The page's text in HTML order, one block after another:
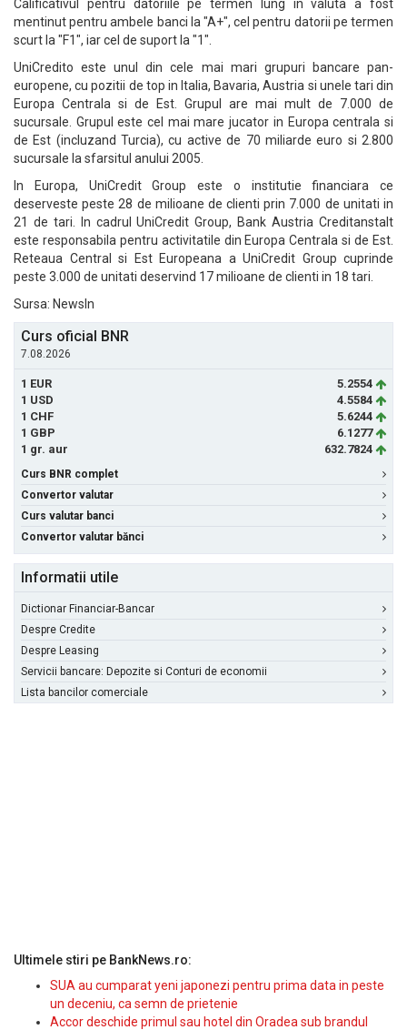
Calificativul pentru datoriile pe termen lung in valuta a fost
mentinut pentru ambele banci la "A+", cel pentru datorii pe termen
scurt la "F1", iar cel de suport la "1".
UniCredito este unul din cele mai mari grupuri bancare pan-
europene, cu pozitii de top in Italia, Bavaria, Austria si unele tari din
Europa Centrala si de Est. Grupul are mai mult de 7.000 de
sucursale. Grupul este cel mai mare jucator in Europa centrala si
de Est (incluzand Turcia), cu active de 70 miliarde euro si 2.800
sucursale la sfarsitul anului 2005.
In Europa, UniCredit Group este o institutie financiara ce
deserveste peste 28 de milioane de clienti prin 7.000 de unitati in
21 de tari. In cadrul UniCredit Group, Bank Austria Creditanstalt
este responsabila pentru activitatile din Europa Centrala si de Est.
Reteaua Central si Est Europeana a UniCredit Group cuprinde
peste 3.000 de unitati deservind 17 milioane de clienti in 18 tari.
Sursa: NewsIn
Curs oficial BNR
7.08.2026
1 EUR
5.2554
1 USD
4.5584
1 CHF
5.6244
1 GBP
6.1277
1 gr. aur
632.7824
Curs BNR complet
Convertor valutar
Curs valutar banci
Convertor valutar bănci
Informatii utile
Dictionar Financiar-Bancar
Despre Credite
Despre Leasing
Servicii bancare: Depozite si Conturi de economii
Lista bancilor comerciale
Ultimele stiri pe BankNews.ro:
SUA au cumparat yeni japonezi pentru prima data in peste
un deceniu, ca semn de prietenie
Accor deschide primul sau hotel din Oradea sub brandul